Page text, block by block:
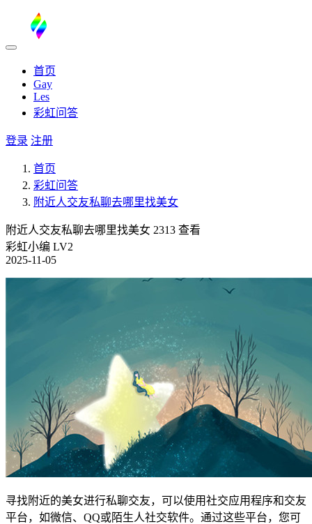
首页
Gay
Les
彩虹问答
登录 注册
首页
彩虹问答
附近人交友私聊去哪里找美女
附近人交友私聊去哪里找美女 2313 查看
彩虹小编 LV2
2025-11-05
寻找附近的美女进行私聊交友，可以使用社交应用程序和交友
平台，如微信、QQ或陌生人社交软件。通过这些平台，您可